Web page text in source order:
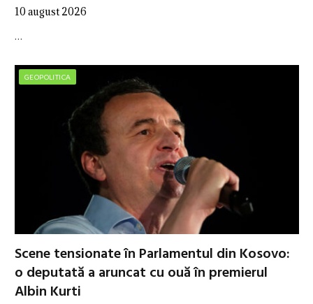
10 august 2026
…
GEOPOLITICA
Scene tensionate în Parlamentul din Kosovo:
o deputată a aruncat cu ouă în premierul
Albin Kurti